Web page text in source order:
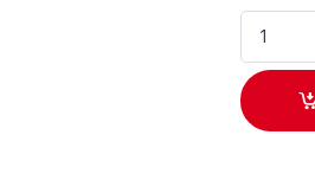
Máy Đa